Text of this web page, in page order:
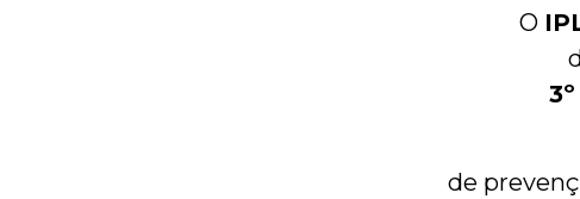
O
de